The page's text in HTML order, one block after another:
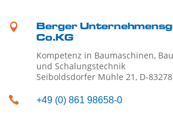

Berger
Co.KG
Kompetenz in Baumaschinen,
und Schalungstechnik
Seiboldsdorfer Mühle 21, D-
 +49 (0) 861 98658-0